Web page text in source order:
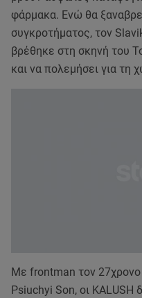
φάρμακα. Ενώ θα
συγκροτήματος, τον
βρέθηκε στη σκηνή του
και να πολεμήσει για τη
Mε frontman τον 27χρονο
Psiuchyi Son, οι KALUSH